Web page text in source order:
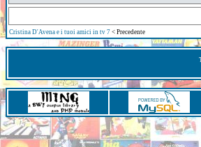
Cristina D'Avena e i tuoi amici in tv 7 < Precedente